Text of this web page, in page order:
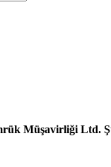
Müşavirliği Ltd.